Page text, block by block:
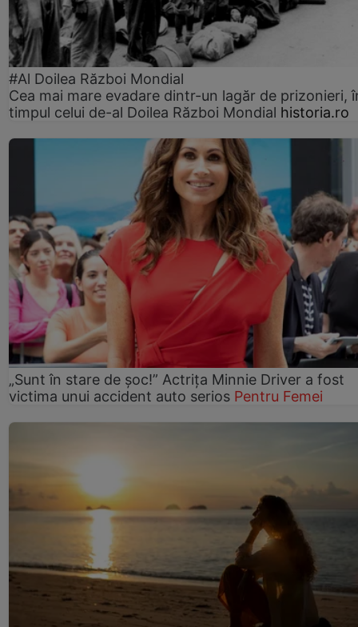
#Al Doilea Război Mondial
Cea mai mare evadare dintr-un lagăr de prizonieri,
timpul celui de-al Doilea Război Mondial historia.ro
„Sunt în stare de șoc!” Actrița Minnie Driver a fost
victima unui accident auto serios Pentru Femei